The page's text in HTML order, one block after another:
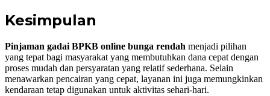
Kesimpulan
Pinjaman gadai BPKB online bunga rendah menjadi pilihan
yang tepat bagi masyarakat yang membutuhkan dana cepat dengan
proses mudah dan persyaratan yang relatif sederhana. Selain
menawarkan pencairan yang cepat, layanan ini juga memungkinkan
kendaraan tetap digunakan untuk aktivitas sehari-hari.